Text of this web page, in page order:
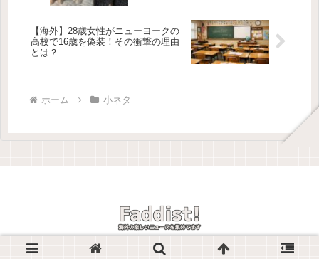
【海外】28歳女性がニューヨークの
高校で16歳を偽装！その衝撃の理由
とは？
ホーム 小ネタ
© 2025 Faddist! -海外の楽しいニュースを紹介しています-.